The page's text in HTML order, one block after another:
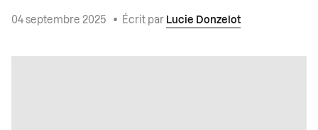
04 septembre 2025 • Écrit par Lucie Donzelot